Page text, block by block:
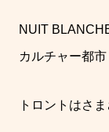
NUIT
カルチャー都
トロントはさ